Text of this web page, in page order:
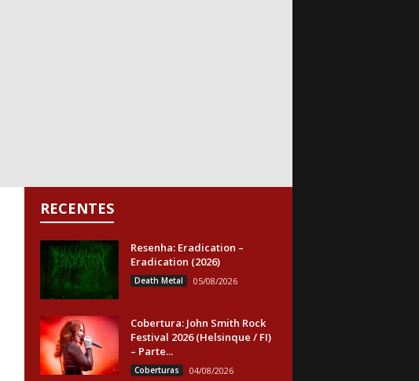
RECENTES
Resenha: Eradication –
Eradication (2026)
Death Metal 05/08/2026
Cobertura: John Smith Rock
Festival 2026 (Helsinque / FI)
– Parte...
Coberturas 04/08/2026